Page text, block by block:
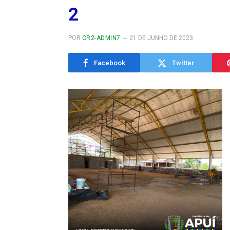
2
POR CR2-ADMIN7 21 DE JUNHO DE 2023
Facebook Twitter